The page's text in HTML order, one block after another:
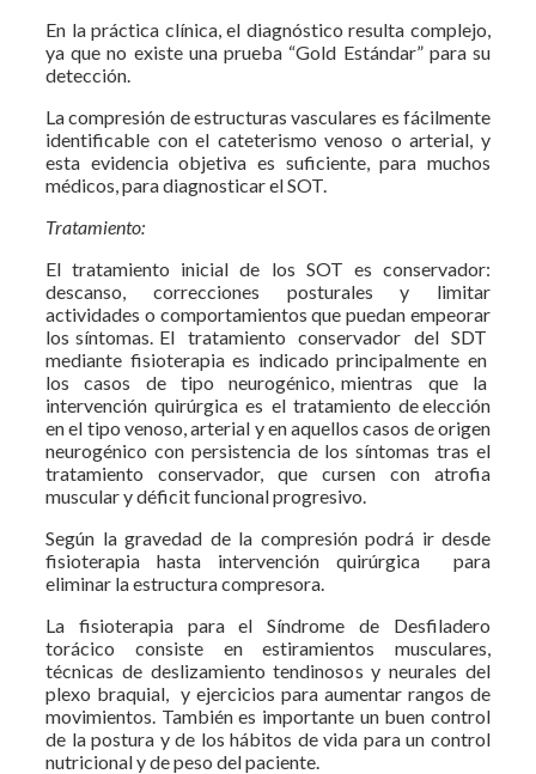
En la práctica clínica, el diagnóstico resulta complejo,
ya que no existe una prueba “Gold Estándar” para su
detección.
La compresión de estructuras vasculares es fácilmente
identificable con el cateterismo venoso o arterial, y
esta evidencia objetiva es suficiente, para muchos
médicos, para diagnosticar el SOT.
Tratamiento:
El tratamiento inicial de los SOT es conservador:
descanso, correcciones posturales y limitar
actividades o comportamientos que puedan empeorar
los síntomas. El tratamiento conservador del SDT
mediante fisioterapia es indicado principalmente en
los casos de tipo neurogénico, mientras que la
intervención quirúrgica es el tratamiento de elección
en el tipo venoso, arterial y en aquellos casos de origen
neurogénico con persistencia de los síntomas tras el
tratamiento conservador, que cursen con atrofia
muscular y déficit funcional progresivo.
Según la gravedad de la compresión podrá ir desde
fisioterapia hasta intervención quirúrgica para
eliminar la estructura compresora.
La fisioterapia para el Síndrome de Desfiladero
torácico consiste en estiramientos musculares,
técnicas de deslizamiento tendinosos y neurales del
plexo braquial, y ejercicios para aumentar rangos de
movimientos. También es importante un buen control
de la postura y de los hábitos de vida para un control
nutricional y de peso del paciente.